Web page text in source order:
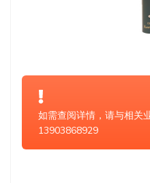
如需查阅详情，请与相关
13903868929